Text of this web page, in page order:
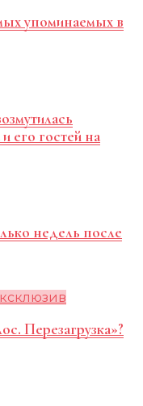
упоминаемых в
его гостей на
недель после
Перезагрузка»?